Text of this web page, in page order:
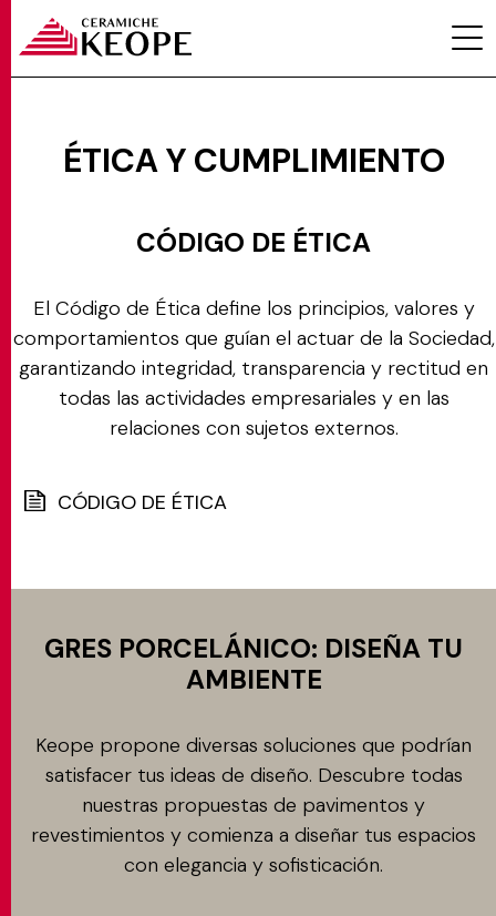
MAGAZINE
BUSCAR
ÁREA RESERVADA
ÉTICA Y CUMPLIMIENTO
CÓDIGO DE ÉTICA
El Código de Ética define los principios, valores y
comportamientos que guían el actuar de la Sociedad,
garantizando integridad, transparencia y rectitud en
todas las actividades empresariales y en las
relaciones con sujetos externos.
CÓDIGO DE ÉTICA
GRES PORCELÁNICO: DISEÑA TU
AMBIENTE
Keope propone diversas soluciones que podrían
satisfacer tus ideas de diseño. Descubre todas
nuestras propuestas de pavimentos y
revestimientos y comienza a diseñar tus espacios
con elegancia y sofisticación.